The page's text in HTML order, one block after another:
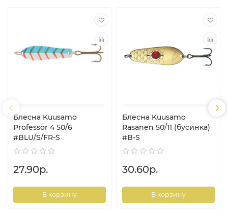
Блесна Kuusamo
Professor 4 50/6
#BLU/S/FR-S
27.90р.
В корзину
Блесна Kuusamo
Rasanen 50/11 (бусинка)
#B-S
30.60р.
В корзину